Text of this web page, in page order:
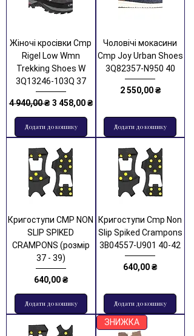
Жіночі кросівки Cmp
Rigel Low Wmn
Trekking Shoes W
3Q13246-103Q 37
Звичайна ціна
4 940,00 ₴ За розпродажем
3 458,00 ₴
Додати до кошику
Чоловічі мокасини
Cmp Joy Urban Shoes
3Q82357-N950 40
Ціна
2 550,00 ₴
Додати до кошику
Кригоступи CMP NON
SLIP SPIKED
CRAMPONS (розмір
37 - 39)
Ціна
640,00 ₴
Додати до кошику
Кригоступи Cmp Non
Slip Spiked Crampons
3B04557-U901 40-42
Ціна
640,00 ₴
Додати до кошику
ЗНИЖКА